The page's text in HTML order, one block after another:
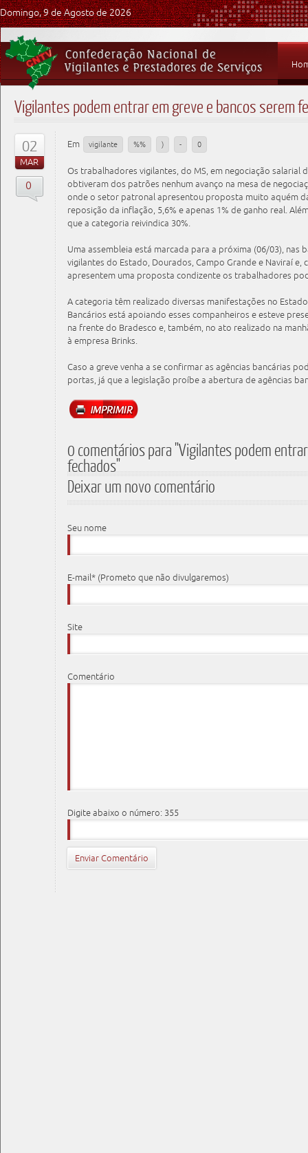
Domingo, 9 de Agosto de 2026
Vigilantes podem entrar em greve e bancos serem
02
MAR
0
Em vigilante %% ) - 0
Os trabalhadores vigilantes, do MS, em negociação salarial
obtiveram dos patrões nenhum avanço na mesa de
onde o setor patronal apresentou proposta muito aquém
reposição da inflação, 5,6% e apenas 1% de ganho real.
que a categoria reivindica 30%.
Uma assembleia está marcada para a próxima (06/03), nas
vigilantes do Estado, Dourados, Campo Grande e Naviraí e,
apresentem uma proposta condizente os trabalhadores
A categoria têm realizado diversas manifestações no
Bancários está apoiando esses companheiros e esteve
na frente do Bradesco e, também, no ato realizado na
à empresa Brinks.
Caso a greve venha a se confirmar as agências bancárias
portas, já que a legislação proíbe a abertura de agências
0 comentários para "Vigilantes podem
fechados"
Deixar um novo comentário
Seu nome
E-mail* (Prometo que não divulgaremos)
Site
Comentário
Digite abaixo o número: 355